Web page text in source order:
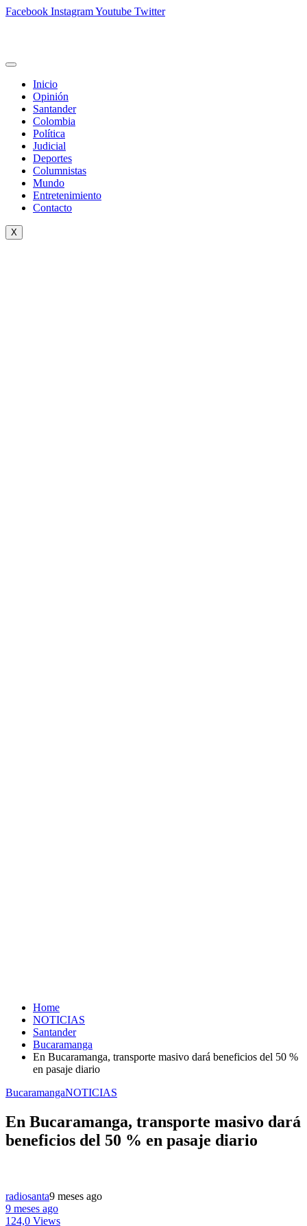
Facebook InstagramYoutube Twitter
Inicio
Opinión
Santander
Colombia
Política
Judicial
Deportes
Columnistas
Mundo
Entretenimiento
Contacto
X
Home
NOTICIAS
Santander
Bucaramanga
En Bucaramanga, transporte masivo dará beneficios del 50 %
en pasaje diario
BucaramangaNOTICIAS
En Bucaramanga, transporte masivo dará
beneficios del 50 % en pasaje diario
radiosanta9 meses ago
9 meses ago
124,0 Views